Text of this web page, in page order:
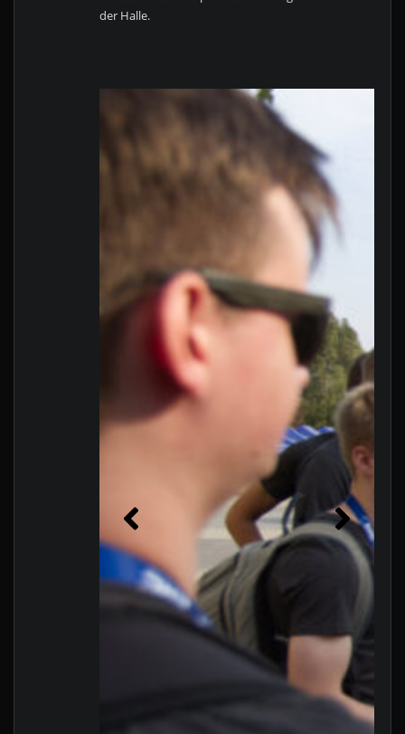
der Halle.